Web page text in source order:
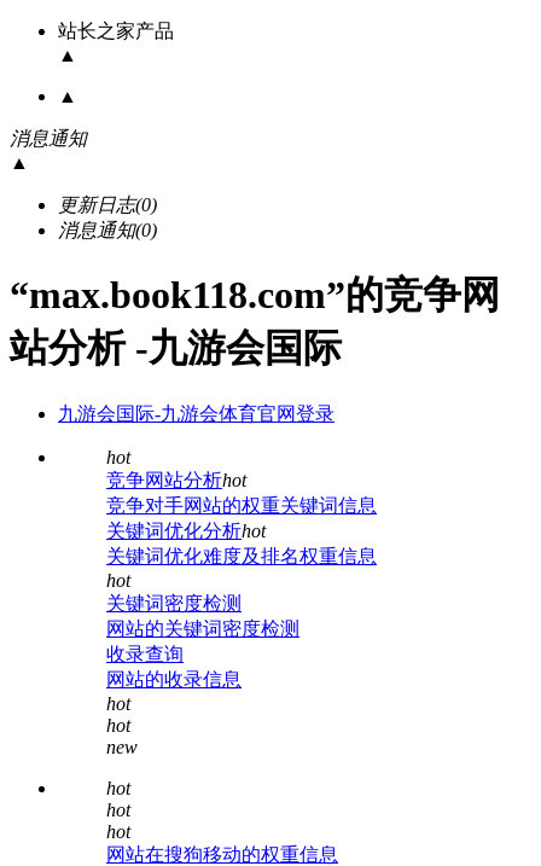
站长之家产品
▲
▲
消息通知
▲
更新日志(0)
消息通知(0)
“max.book118.com”的竞争网
站分析 -九游会国际
九游会国际-九游会体育官网登录
hot
竞争网站分析hot
竞争对手网站的权重关键词信息
关键词优化分析hot
关键词优化难度及排名权重信息
hot
关键词密度检测
网站的关键词密度检测
收录查询
网站的收录信息
hot
hot
new
hot
hot
hot
网站在搜狗移动的权重信息